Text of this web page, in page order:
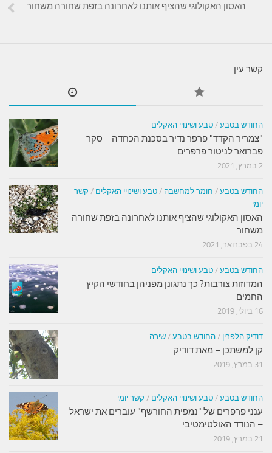
האסון האקולוגי שהציף אותנו לאחרונה בזפת שחורה משחור
קשר עין
החודש בטבע / טבע ושינויי האקלים
"צמריר הקדד" פרפר נדיר בסכנת הכחדה – סקר
פברואר לניטור פרפרים
2 במרץ, 2021
החודש בטבע / חומר למחשבה / טבע ושינויי האקלים / קשר
יומי
האסון האקולוגי שהציף אותנו לאחרונה בזפת שחורה
משחור
24 בפברואר, 2021
החודש בטבע / טבע ושינויי האקלים
המדוזות צורבות? כך נתגונן מפניהן בחודשי הקיץ
החמים
16 ביולי, 2019
דודיק הלפרין / החודש בטבע / שירה
קן למשתכן – מאת דודיק
31 במרץ, 2019
החודש בטבע / טבע ושינויי האקלים / קשר יומי
ענני פרפרים של "נמפית החורשף" עוברים את ישראל
– הנודד האולטימטיבי
21 במרץ, 2019